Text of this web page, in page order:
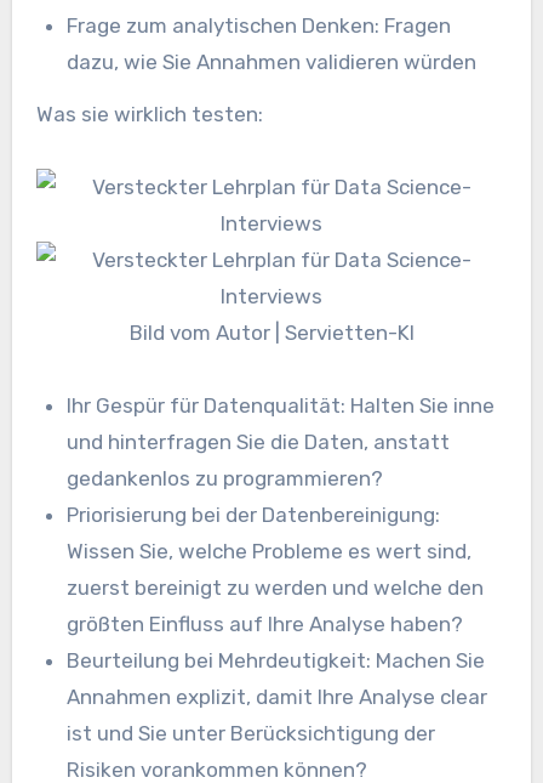
Frage zum analytischen Denken: Fragen
dazu, wie Sie Annahmen validieren würden
Was sie wirklich testen:
Bild vom Autor | Servietten-KI
Ihr Gespür für Datenqualität: Halten Sie inne
und hinterfragen Sie die Daten, anstatt
gedankenlos zu programmieren?
Priorisierung bei der Datenbereinigung:
Wissen Sie, welche Probleme es wert sind,
zuerst bereinigt zu werden und welche den
größten Einfluss auf Ihre Analyse haben?
Beurteilung bei Mehrdeutigkeit: Machen Sie
Annahmen explizit, damit Ihre Analyse clear
ist und Sie unter Berücksichtigung der
Risiken vorankommen können?